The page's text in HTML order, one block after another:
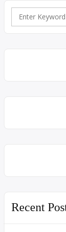
Search
Recent